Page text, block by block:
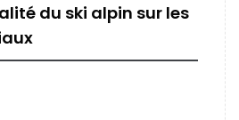
du ski alpin sur les